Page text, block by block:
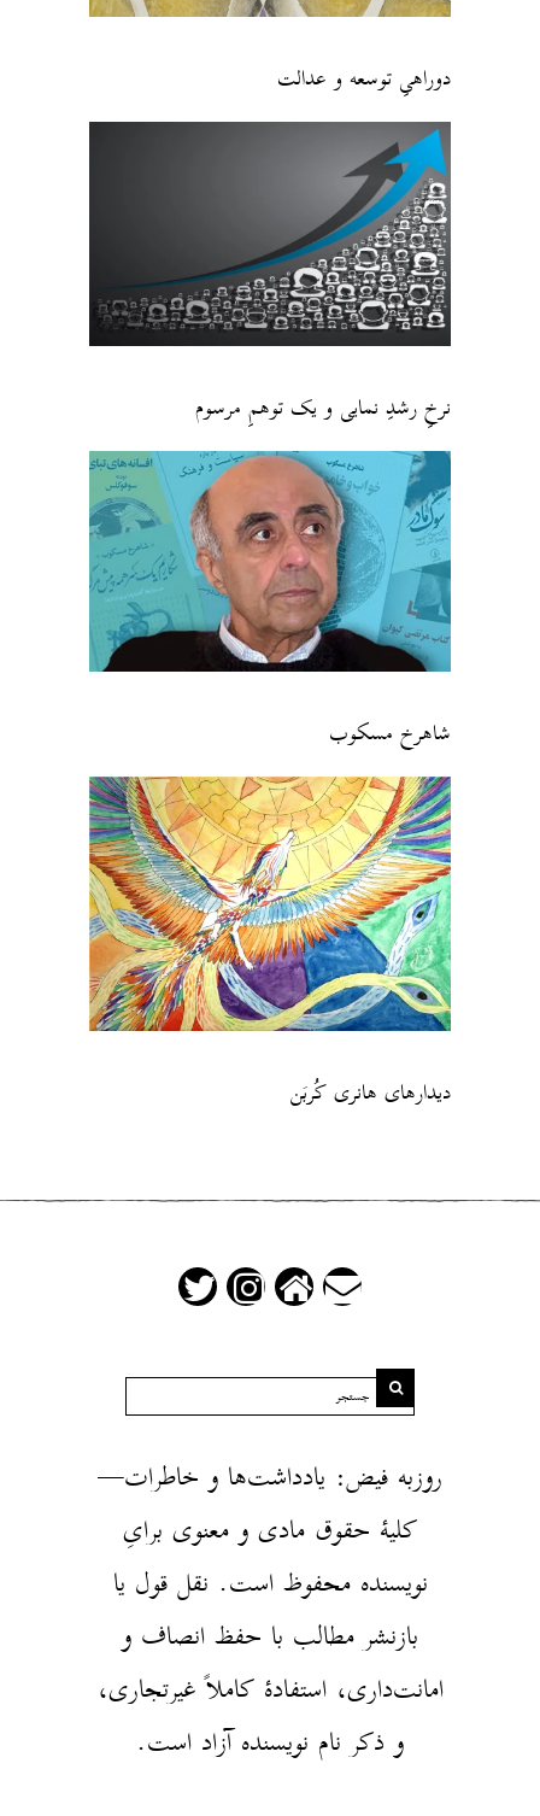
دوراهیِ توسعه و عدالت
نرخِ رشدِ نمایی و یک توهمِ مرسوم
شاهرخ مسکوب
دیدارهای‌ هانری‌ کُربَن‌
روزبه فیض: یادداشت‌ها و خاطرات—
کلیهٔ حقوق مادی و معنوی برایِ
نویسنده محفوظ است. نقل قول یا
بازنشر مطالب با حفظ انصاف و
امانت‌داری، استفادهٔ کاملاً غیرتجاری،
و ذکر نام نویسنده آزاد است.